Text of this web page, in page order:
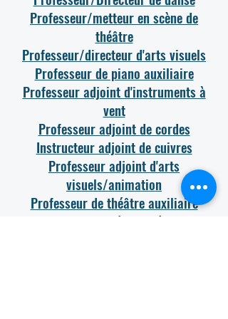
Professeur/metteur en scène de
théâtre
Professeur/directeur d'arts visuels
Professeur de piano auxiliaire
Professeur adjoint d'instruments à
vent
Professeur adjoint de cordes
Instructeur adjoint de cuivres
Professeur adjoint d'arts
visuels/animation
Professeur de théâtre auxiliaire
Professeur associé de cinéma et de